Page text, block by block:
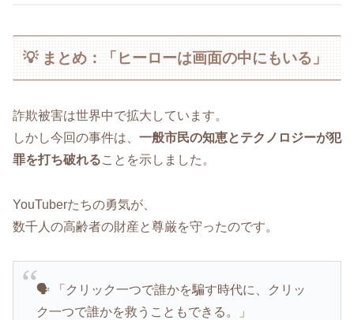
💡 まとめ：「ヒーローは画面の中にもいる」
詐欺被害は世界中で拡大しています。
しかし今回の事件は、 一般市民の知恵とテクノロジーが犯
罪を打ち破れることを示しました。
YouTuberたちの勇気が、
数千人の高齢者の財産と尊厳を守ったのです。
🗣️ 「クリック一つで誰かを騙す時代に、クリッ
ク一つで誰かを救うこともできる。」